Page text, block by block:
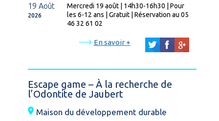
19 Août
2026
Mercredi 19 août | 14h30-16h30 | Pour
les 6-12 ans | Gratuit | Réservation au 05
46 32 61 02
En savoir +
Escape game – À la recherche de
l’Odontite de Jaubert
Maison du développement durable